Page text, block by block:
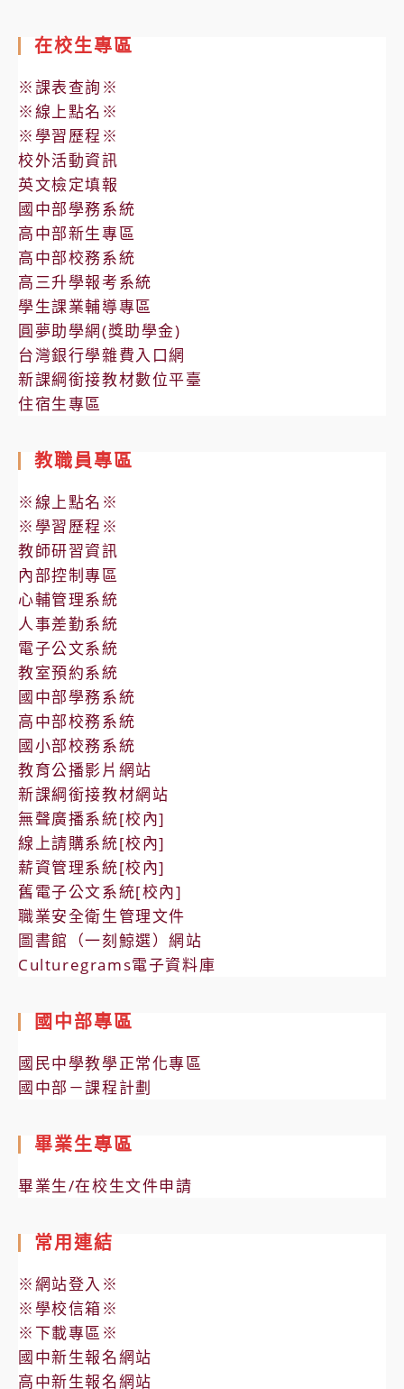
在校生專區
※課表查詢※
※線上點名※
※學習歷程※
校外活動資訊
英文檢定填報
國中部學務系統
高中部新生專區
高中部校務系統
高三升學報考系統
學生課業輔導專區
圓夢助學網(獎助學金)
台灣銀行學雜費入口網
新課綱銜接教材數位平臺
住宿生專區
教職員專區
※線上點名※
※學習歷程※
教師研習資訊
內部控制專區
心輔管理系統
人事差勤系統
電子公文系統
教室預約系統
國中部學務系統
高中部校務系統
國小部校務系統
教育公播影片網站
新課綱銜接教材網站
無聲廣播系統[校內]
線上請購系統[校內]
薪資管理系統[校內]
舊電子公文系統[校內]
職業安全衛生管理文件
圖書館（一刻鯨選）網站
Culturegrams電子資料庫
國中部專區
國民中學教學正常化專區
國中部－課程計劃
畢業生專區
畢業生/在校生文件申請
常用連結
※網站登入※
※學校信箱※
※下載專區※
國中新生報名網站
高中新生報名網站